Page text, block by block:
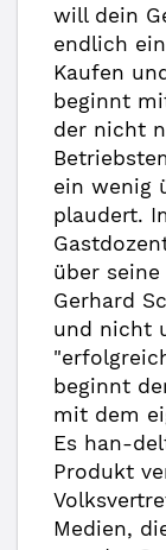
will dein
endlich
Kaufen
beginnt
der nicht
ein wenig
plaudert.
über
Gerhard
und nicht
beginnt
mit dem
Es han-
Produkt
Medien,